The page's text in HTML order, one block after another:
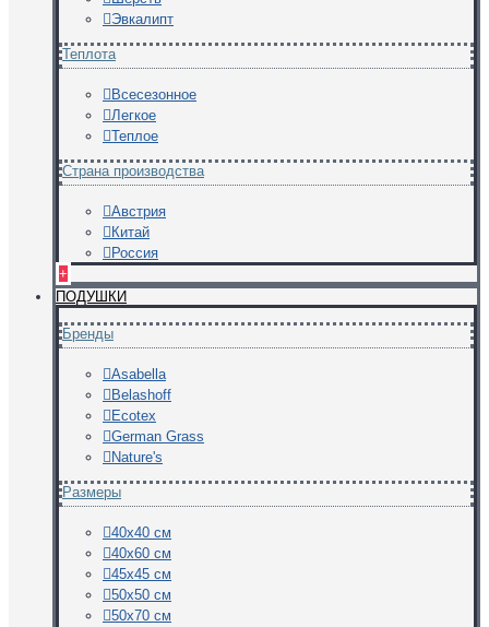
Эвкалипт
Теплота
Всесезонное
Легкое
Теплое
Страна производства
Австрия
Китай
Россия
+
ПОДУШКИ
Бренды
Asabella
Belashoff
Ecotex
German Grass
Nature's
Размеры
40х40 см
40х60 см
45х45 см
50х50 см
50х70 см